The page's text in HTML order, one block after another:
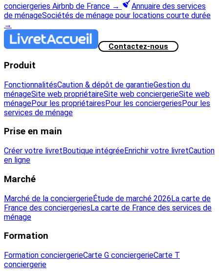
conciergeries Airbnb de France →
Annuaire des services
de ménageSociétés de ménage pour locations courte durée
→
Contactez-nous
Produit
FonctionnalitésCaution & dépôt de garantieGestion du
ménageSite web propriétaireSite web conciergerieSite web
ménagePour les propriétairesPour les conciergeriesPour les
services de ménage
Prise en main
Créer votre livretBoutique intégréeEnrichir votre livretCaution
en ligne
Marché
Marché de la conciergerieÉtude de marché 2026La carte de
France des conciergeriesLa carte de France des services de
ménage
Formation
Formation conciergerieCarte G conciergerieCarte T
conciergerie